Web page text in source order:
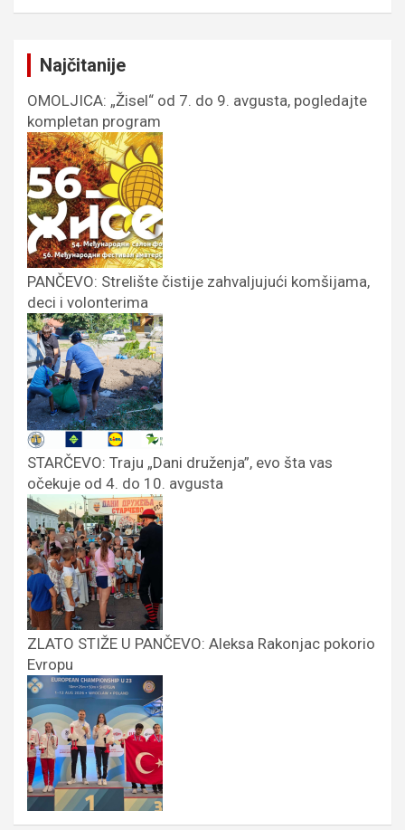
Najčitanije
OMOLJICA: „Žisel“ od 7. do 9. avgusta, pogledajte
kompletan program
PANČEVO: Strelište čistije zahvaljujući komšijama,
deci i volonterima
STARČEVO: Traju „Dani druženja”, evo šta vas
očekuje od 4. do 10. avgusta
ZLATO STIŽE U PANČEVO: Aleksa Rakonjac pokorio
Evropu